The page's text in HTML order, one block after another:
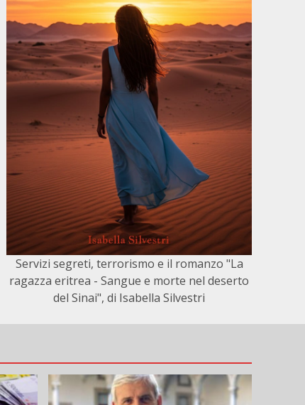
Servizi segreti, terrorismo e il romanzo "La
ragazza eritrea - Sangue e morte nel deserto
del Sinai", di Isabella Silvestri